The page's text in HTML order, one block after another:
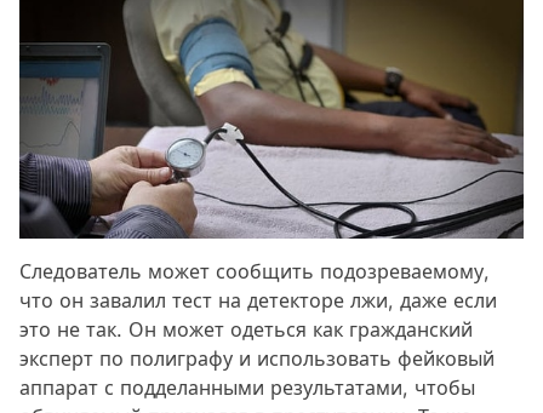
Следователь может сообщить подозреваемому,
что он завалил тест на детекторе лжи, даже если
это не так. Он может одеться как гражданский
эксперт по полиграфу и использовать фейковый
аппарат с подделанными результатами, чтобы